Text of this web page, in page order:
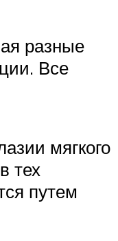
разные
Все
мягкого
тех
путем